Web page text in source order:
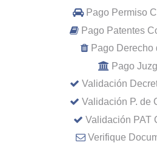
Pago Permiso
Pago Patentes
Pago Derecho
Pago
Validación
Validación P. de
Validación PAT
Verifique